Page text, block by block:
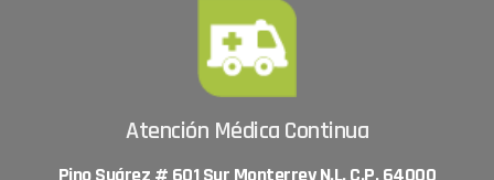
Atención Médica Continua